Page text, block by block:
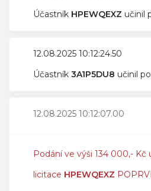
Účastník HPEWQEXZ učinil
12.08.2025 10:12:24.50
Účastník 3A1P5DU8 učinil
12.08.2025 10:12:07.00
Podání ve výši 134 000,-
licitace HPEWQEXZ